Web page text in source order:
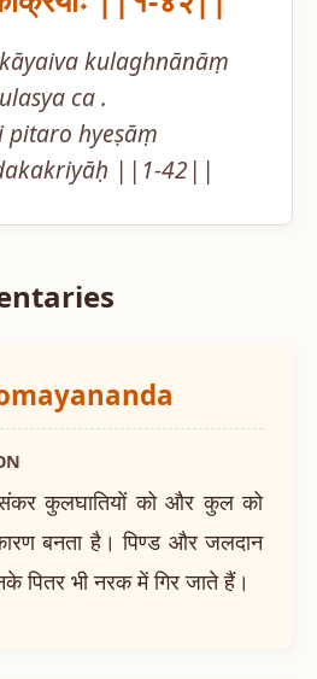
kulaghnānāṃ
ca .
pitaro hyeṣāṃ
||1-42||
कुलघातियों को और कुल को
बनता है। पिण्ड और जलदान
पितर भी नरक में गिर जाते हैं।